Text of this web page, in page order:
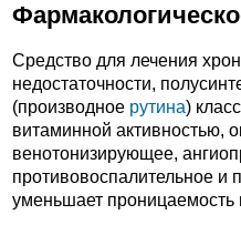
Средство для лечения
недостаточности,
(производное рутина)
витаминной активностью,
венотонизирующее,
противовоспалительное и
уменьшает проницаемость